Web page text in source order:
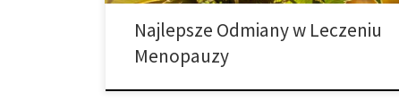
Najlepsze Odmiany w Leczeniu
Menopauzy